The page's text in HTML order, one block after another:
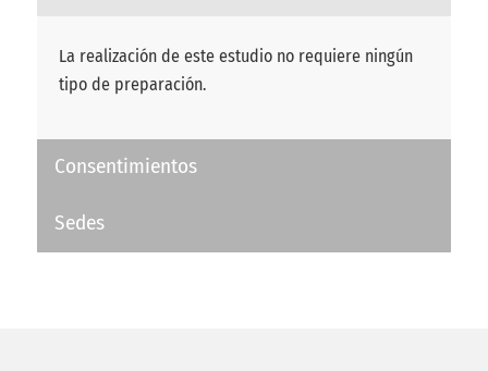
La realización de este estudio no requiere ningún
tipo de preparación.
Consentimientos
Sedes